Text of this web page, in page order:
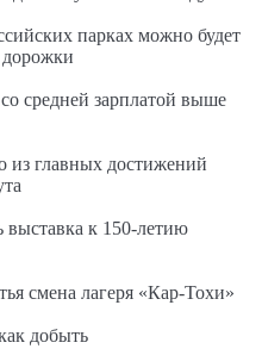
парках можно будет
дорожки
средней зарплатой выше
из главных достижений
выставка к 150-летию
смена лагеря «Кар-Тохи»
добыть